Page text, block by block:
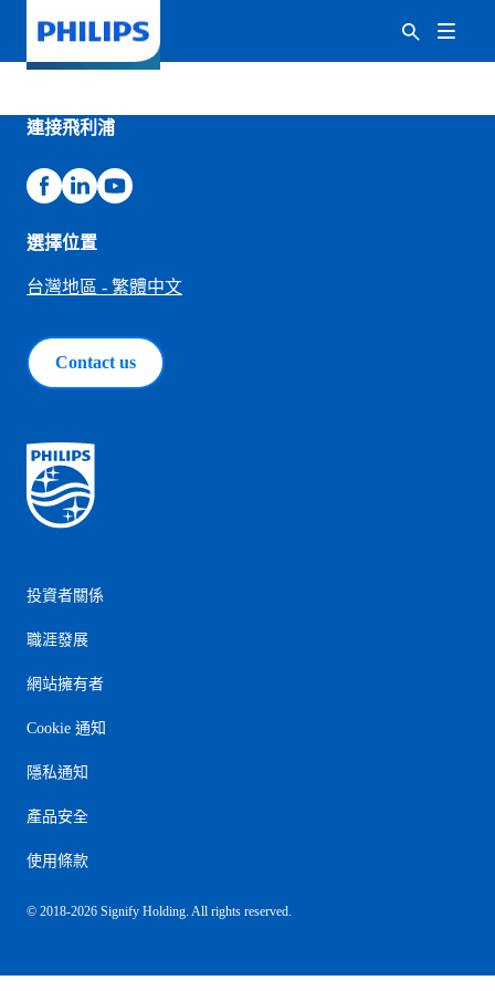
連接飛利浦
選擇位置
台灣地區 - 繁體中文
Contact us
投資者關係
職涯發展
網站擁有者
Cookie 通知
隱私通知
產品安全
使用條款
© 2018-2026 Signify Holding. All rights reserved.